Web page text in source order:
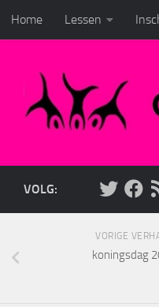
Doorgaan naar inhoud
Home Lessen
VOLG:
VORIGE
koningsdag